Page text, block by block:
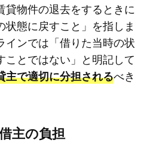
貸物件の退去をするときに
状態に戻すこと」を指しま
インでは「借りた当時の状
ことではない」と明記して
主で適切に分担されるべき
主の負担